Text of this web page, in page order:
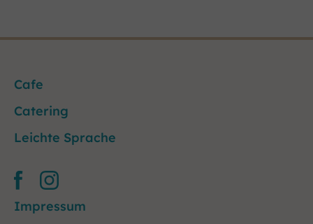
Cafe
Catering
Leichte Sprache
Impressum